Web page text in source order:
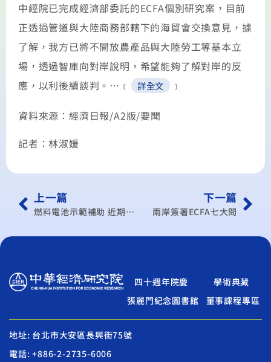
中經院已完成經濟部委託的ECFA個別研究案，目前
正透過管道與大陸商務部轄下的海貿會交換意見，據
了解，我方已將不開放農產品與大陸勞工等基本立
場，透過智庫向對岸說明，希望能夠了解對岸的反
應，以利後續談判。…﹝
詳全文 ﹞
資料來源：經濟日報/A2版/要聞
記者：林淑媛
上一篇
燃料電池示範補助 近期審查
下一篇
兩岸簽署ECFA七大問
四十週年院慶
學術典藏
張麗門紀念圖書館
董事課程專區
地址: 台北市大安區長興街75號
電話: +886-2-2735-6006